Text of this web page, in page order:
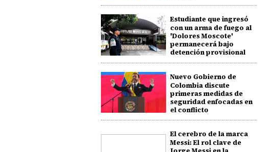
Estudiante que ingresó
con un arma de fuego al
'Dolores Moscote'
permanecerá bajo
detención provisional
Nuevo Gobierno de
Colombia discute
primeras medidas de
seguridad enfocadas en
el conflicto
El cerebro de la marca
Messi: El rol clave de